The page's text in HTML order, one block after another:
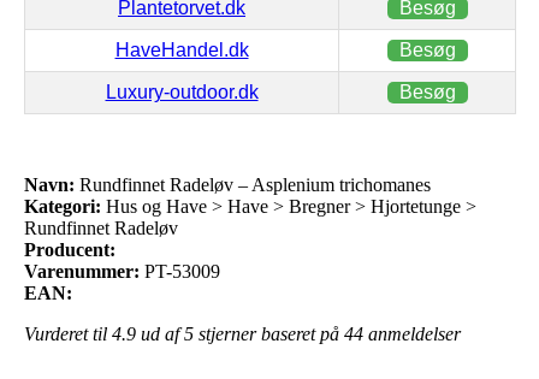
Plantetorvet.dk Besøg
HaveHandel.dk Besøg
Luxury-outdoor.dk Besøg
Navn: Rundfinnet Radeløv – Asplenium trichomanes
Kategori: Hus og Have > Have > Bregner > Hjortetunge >
Rundfinnet Radeløv
Producent:
Varenummer: PT-53009
EAN:
Vurderet til 4.9 ud af 5 stjerner baseret på 44 anmeldelser